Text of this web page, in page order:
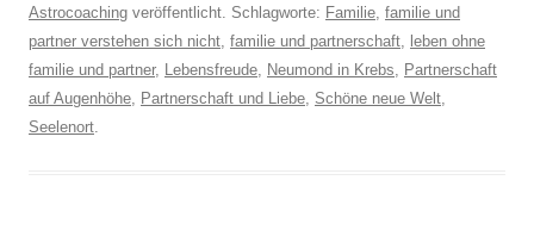
Astrocoaching veröffentlicht. Schlagworte: Familie, familie und
partner verstehen sich nicht, familie und partnerschaft, leben ohne
familie und partner, Lebensfreude, Neumond in Krebs, Partnerschaft
auf Augenhöhe, Partnerschaft und Liebe, Schöne neue Welt,
Seelenort.